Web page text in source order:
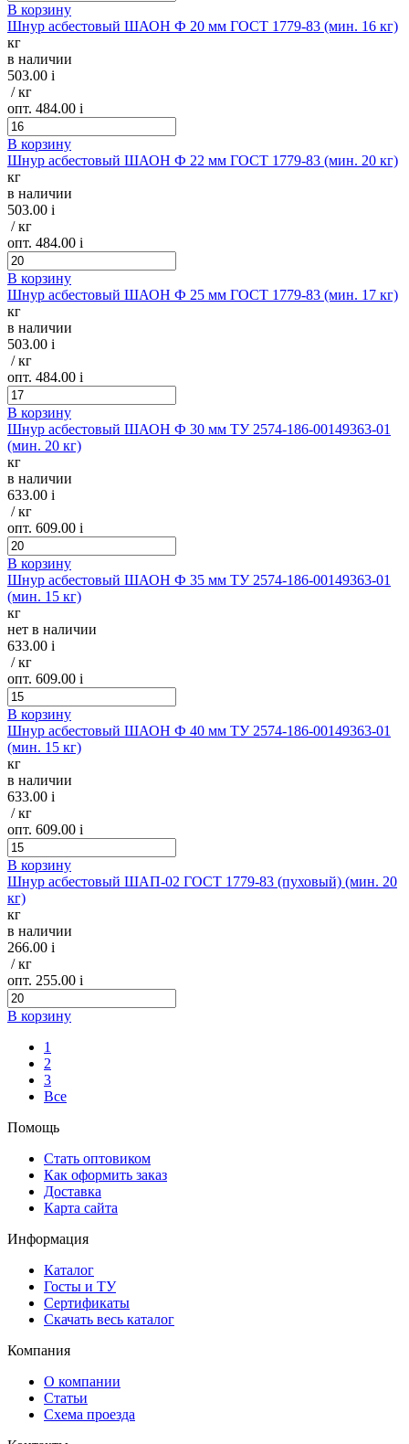
В корзину
Шнур асбестовый ШАОН Ф 20 мм ГОСТ 1779-83 (мин. 16 кг)
кг
в наличии
503.00 i
/ кг
опт. 484.00 i
В корзину
Шнур асбестовый ШАОН Ф 22 мм ГОСТ 1779-83 (мин. 20 кг)
кг
в наличии
503.00 i
/ кг
опт. 484.00 i
В корзину
Шнур асбестовый ШАОН Ф 25 мм ГОСТ 1779-83 (мин. 17 кг)
кг
в наличии
503.00 i
/ кг
опт. 484.00 i
В корзину
Шнур асбестовый ШАОН Ф 30 мм ТУ 2574-186-00149363-01
(мин. 20 кг)
кг
в наличии
633.00 i
/ кг
опт. 609.00 i
В корзину
Шнур асбестовый ШАОН Ф 35 мм ТУ 2574-186-00149363-01
(мин. 15 кг)
кг
нет в наличии
633.00 i
/ кг
опт. 609.00 i
В корзину
Шнур асбестовый ШАОН Ф 40 мм ТУ 2574-186-00149363-01
(мин. 15 кг)
кг
в наличии
633.00 i
/ кг
опт. 609.00 i
В корзину
Шнур асбестовый ШАП-02 ГОСТ 1779-83 (пуховый) (мин. 20
кг)
кг
в наличии
266.00 i
/ кг
опт. 255.00 i
В корзину
1
2
3
Все
Помощь
Стать оптовиком
Как оформить заказ
Доставка
Карта сайта
Информация
Каталог
Госты и ТУ
Сертификаты
Скачать весь каталог
Компания
О компании
Статьи
Схема проезда